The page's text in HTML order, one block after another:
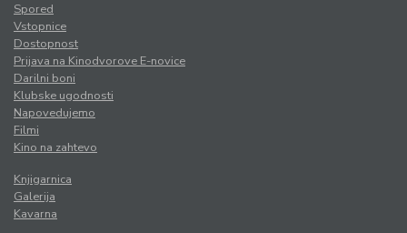
Spored
Vstopnice
Dostopnost
Prijava na Kinodvorove E-novice
Darilni boni
Klubske ugodnosti
Napovedujemo
Filmi
Kino na zahtevo
Knjigarnica
Galerija
Kavarna